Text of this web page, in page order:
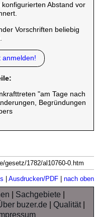
Abstand vor
Vorschriften beliebig
anmelden!
"am Tage nach
Begründungen
gesetz/1782/al10760-0.htm
Ausdrucken/PDF| nach oben
Sachgebiete
buzer.de |Qualität|